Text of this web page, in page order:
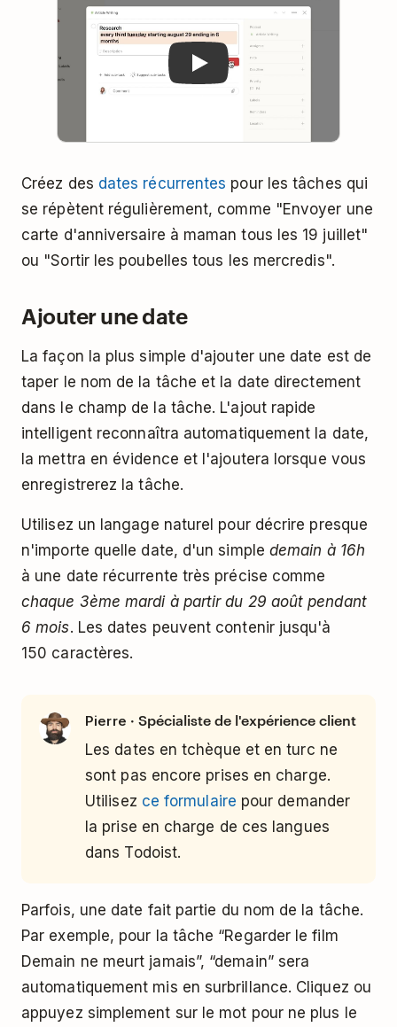
Créez des dates récurrentes pour les tâches qui
se répètent régulièrement, comme "Envoyer une
carte d'anniversaire à maman tous les 19 juillet"
ou "Sortir les poubelles tous les mercredis".
Ajouter une date
La façon la plus simple d'ajouter une date est de
taper le nom de la tâche et la date directement
dans le champ de la tâche. L'ajout rapide
intelligent reconnaîtra automatiquement la date,
la mettra en évidence et l'ajoutera lorsque vous
enregistrerez la tâche.
Utilisez un langage naturel pour décrire presque
n'importe quelle date, d'un simple demain à 16h
à une date récurrente très précise comme
chaque 3ème mardi à partir du 29 août pendant
6 mois. Les dates peuvent contenir jusqu'à
150 caractères.
Pierre · Spécialiste de l'expérience client
Les dates en tchèque et en turc ne
sont pas encore prises en charge.
Utilisez ce formulaire pour demander
la prise en charge de ces langues
dans Todoist.
Parfois, une date fait partie du nom de la tâche.
Par exemple, pour la tâche “Regarder le film
Demain ne meurt jamais”, “demain” sera
automatiquement mis en surbrillance. Cliquez ou
appuyez simplement sur le mot pour ne plus le